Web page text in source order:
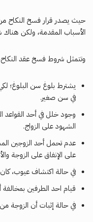
حيث يصدر قرار فسخ النكاح من
الأسباب المقدمة، ولكن
وتتمثل شروط فسخ عقد النكاح،
يشترط بلوغ سن البلوغ؛
في سن صغير.
وجود خلل في أحد القواعد
الشهود على الزواج.
عدم تحمل أحد الزوجين
على الإنفاق على الزوجة
في حالة اكتشاف عيوب،
قيام احد الطرفين
في حالة إثبات أن الزوجة